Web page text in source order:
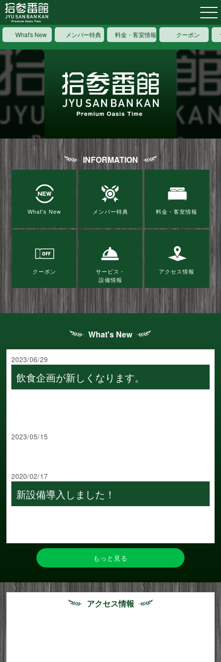
What's New メンバー特典 料金・客室情報 クーポン
INFORMATION
What's New メンバー特典 料金・客室情報
クーポン
サービス・
設備情報
アクセス情報
What's New
2023/06/29
飲食企画が新しくなります。
2023/05/15
2020/02/17
新設備導入しました！
もっと見る
アクセス情報